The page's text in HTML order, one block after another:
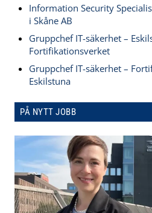
Information Security
i Skåne AB
Gruppchef IT-säkerhet –
Fortifikationsverket
Gruppchef IT-säkerhet –
Eskilstuna
PÅ NYTT JOBB